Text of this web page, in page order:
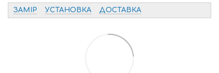
ЗАМІР УСТАНОВКА ДОСТАВКА